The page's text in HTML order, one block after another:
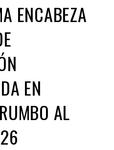
ENCABEZA
EN
AL